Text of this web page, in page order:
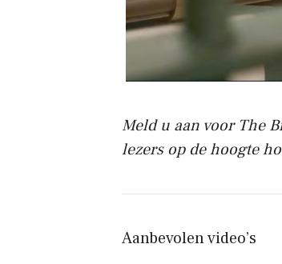
Meld u aan voor The
lezers op de hoogte
Aanbevolen video’s